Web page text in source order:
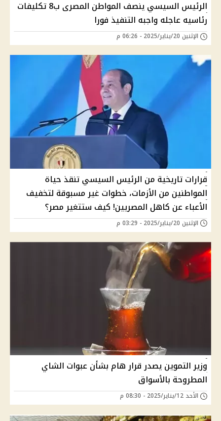
الرئيس السيسي ينصف المواطن المصرى ب8 تكليفات
رئاسيه عاجله واجبه التنفيذ فورا
الإثنين 20/يناير/2025 - 06:26 م
قرارات تاريخية من الرئيس السيسي تنقذ حياة
المواطنين من الأزمات، خطوات غير مسبوقة لتخفيف
الأعباء عن كاهل المصريين! كيف ستتغير مصر؟
الإثنين 20/يناير/2025 - 03:29 م
وزير التموين يصدر قرار هام بشأن عبوات الشاي
المطروحة بالأسواق
الأحد 12/يناير/2025 - 08:30 م